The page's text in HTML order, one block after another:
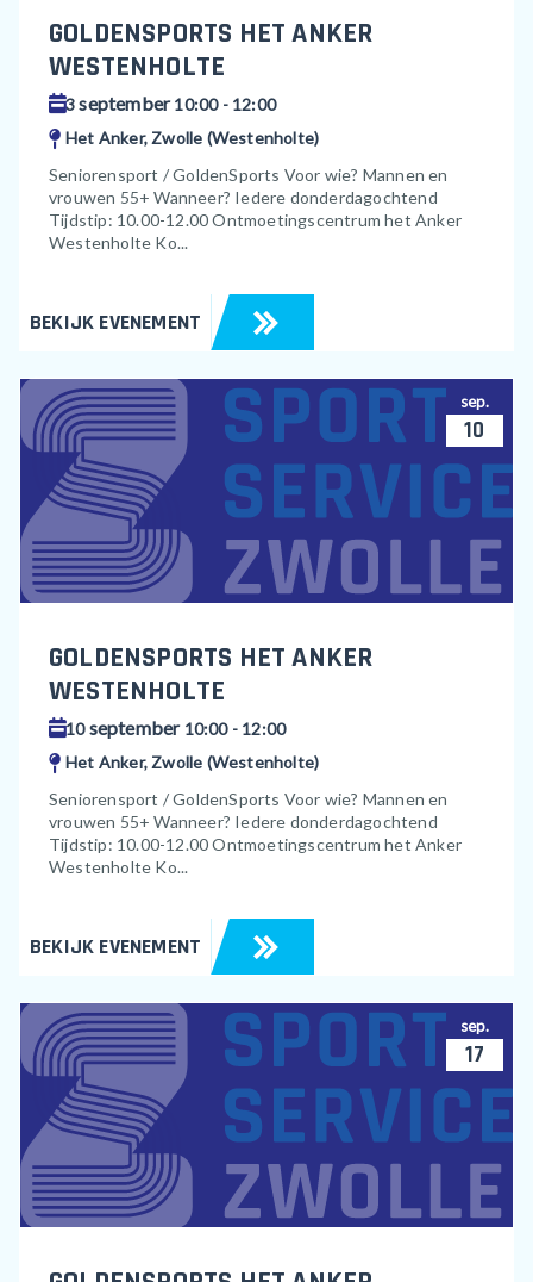
GOLDENSPORTS HET ANKER
WESTENHOLTE
3september10:00 - 12:00
Het Anker, Zwolle (Westenholte)
Seniorensport / GoldenSports Voor wie? Mannen en
vrouwen 55+ Wanneer? Iedere donderdagochtend
Tijdstip: 10.00-12.00 Ontmoetingscentrum het Anker
Westenholte Ko...
BEKIJK EVENEMENT
sep.
10
GOLDENSPORTS HET ANKER
WESTENHOLTE
10september10:00 - 12:00
Het Anker, Zwolle (Westenholte)
Seniorensport / GoldenSports Voor wie? Mannen en
vrouwen 55+ Wanneer? Iedere donderdagochtend
Tijdstip: 10.00-12.00 Ontmoetingscentrum het Anker
Westenholte Ko...
BEKIJK EVENEMENT
sep.
17